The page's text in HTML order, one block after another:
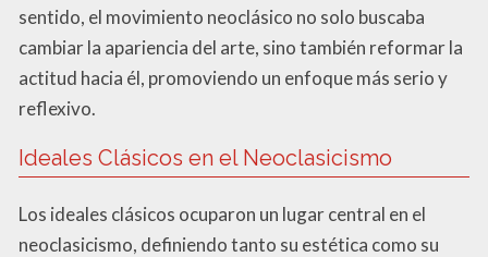
sentido, el movimiento neoclásico no solo buscaba
cambiar la apariencia del arte, sino también reformar la
actitud hacia él, promoviendo un enfoque más serio y
reflexivo.
Ideales Clásicos en el Neoclasicismo
Los ideales clásicos ocuparon un lugar central en el
neoclasicismo, definiendo tanto su estética como su